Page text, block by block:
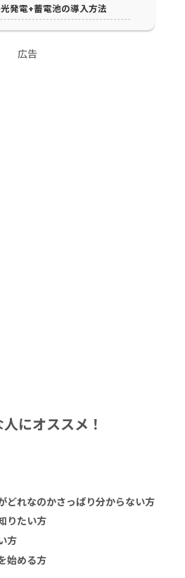
光発電+蓄電池の導入方法
広告
にオススメ！
どれなのかさっぱり分からない方
りたい方
方
始める方